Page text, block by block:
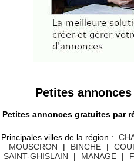
Le bon coin belgique
Petites
Petites annonces gratuites par
Principales villes de la région :
MOUSCRON
| BINCHE |
SAINT-GHISLAIN
| MANAGE |